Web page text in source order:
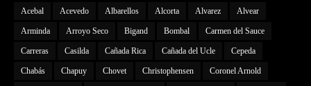
Acebal Acevedo Albarellos Alcorta Alvarez Alvear
Arminda Arroyo Seco Bigand Bombal Carmen del Sauce
Carreras Casilda Cañada Rica Cañada del Ucle Cepeda
Chabás Chapuy Chovet Christophensen Coronel Arnold